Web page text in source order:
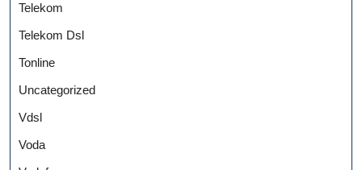
Telekom
Telekom Dsl
Tonline
Uncategorized
Vdsl
Voda